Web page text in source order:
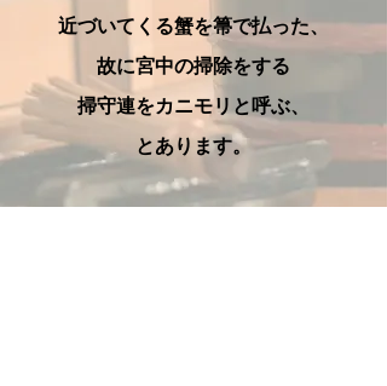
近づいてくる蟹を箒で払った、
故に宮中の掃除をする
掃守連をカニモリと呼ぶ、
とあります。